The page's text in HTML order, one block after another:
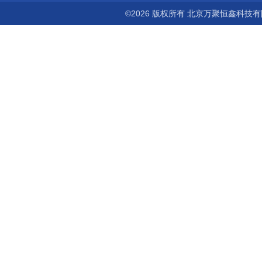
©2026 版权所有 北京万聚恒鑫科技